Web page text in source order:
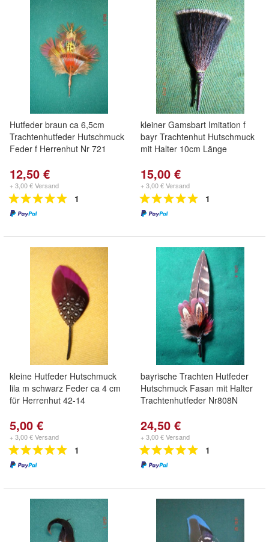
Hutfeder braun ca 6,5cm
Trachtenhutfeder Hutschmuck
Feder f Herrenhut Nr 721
12,50 €
+ 3,00 € Versand
1
kleiner Gamsbart Imitation f
bayr Trachtenhut Hutschmuck
mit Halter 10cm Länge
15,00 €
+ 3,00 € Versand
1
kleine Hutfeder Hutschmuck
lila m schwarz Feder ca 4 cm
für Herrenhut 42-14
5,00 €
+ 3,00 € Versand
1
bayrische Trachten Hutfeder
Hutschmuck Fasan mit Halter
Trachtenhutfeder Nr808N
24,50 €
+ 3,00 € Versand
1